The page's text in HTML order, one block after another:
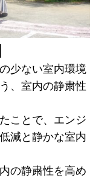
少ない室内環境
、室内の静粛性
ことで、エンジ
減と静かな室内
の静粛性を高め